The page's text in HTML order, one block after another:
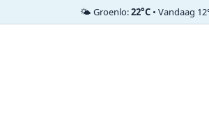
🌤️ Groenlo:22°C• Vandaag